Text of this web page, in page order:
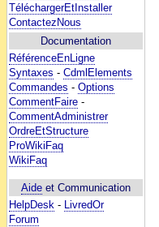
TéléchargerEtInstaller
ContactezNous
Documentation
RéférenceEnLigne
Syntaxes - CdmlElements
Commandes - Options
CommentFaire -
CommentAdministrer
OrdreEtStructure
ProWikiFaq
WikiFaq
Aide et Communication
HelpDesk - LivredOr
Forum